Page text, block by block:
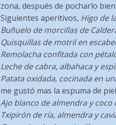
zona, después de pocharlo
Siguientes aperitivos, Higo de
Buñuelo de morcillas de
Quisquillas de motril en
Remolacha confitada con
Leche de cabra, albahaca y
Patata oxidada, cocinada en
me gustó mas la espuma de
Ajo blanco de almendra y
Txipirón de ría, almendra y